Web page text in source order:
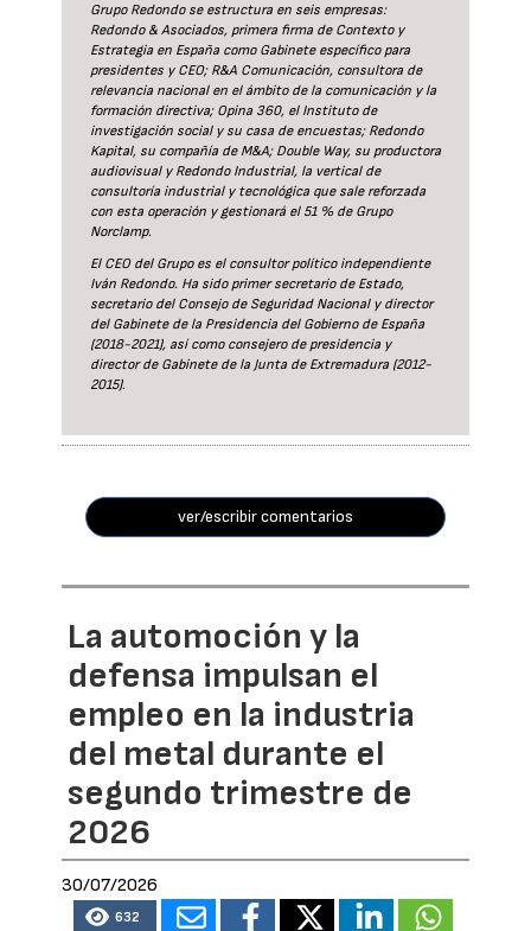
Grupo Redondo se estructura en seis empresas:
Redondo & Asociados, primera firma de Contexto y
Estrategia en España como Gabinete específico para
presidentes y CEO; R&A Comunicación, consultora de
relevancia nacional en el ámbito de la comunicación y la
formación directiva; Opina 360, el Instituto de
investigación social y su casa de encuestas; Redondo
Kapital, su compañía de M&A; Double Way, su productora
audiovisual y Redondo Industrial, la vertical de
consultoría industrial y tecnológica que sale reforzada
con esta operación y gestionará el 51 % de Grupo
Norclamp.
El CEO del Grupo es el consultor político independiente
Iván Redondo. Ha sido primer secretario de Estado,
secretario del Consejo de Seguridad Nacional y director
del Gabinete de la Presidencia del Gobierno de España
(2018-2021), así como consejero de presidencia y
director de Gabinete de la Junta de Extremadura (2012-
2015).
ver/escribir comentarios
La automoción y la
defensa impulsan el
empleo en la industria
del metal durante el
segundo trimestre de
2026
30/07/2026
632